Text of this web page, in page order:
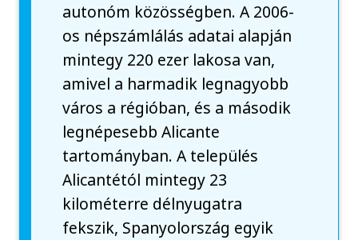
autonóm közösségben. A 2006-
os népszámlálás adatai alapján
mintegy 220 ezer lakosa van,
amivel a harmadik legnagyobb
város a régióban, és a második
legnépesebb Alicante
tartományban. A település
Alicantétól mintegy 23
kilométerre délnyugatra
fekszik, Spanyolország egyik